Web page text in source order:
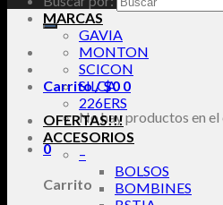
Carrito /$0 0
No hay productos en
0
Carrito
MARCAS
GAVIA
MONTON
SCICON
SILCA
226ERS
OFERTAS!!!
ACCESORIOS
–
BOLSOS
BOMBINES